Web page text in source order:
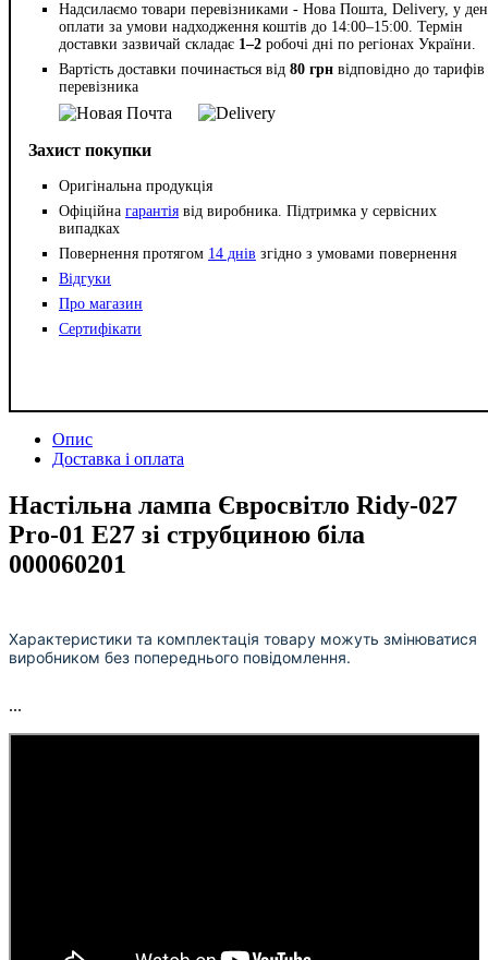
Надсилаємо товари перевізниками - Нова Пошта, Delivery, у
оплати за умови надходження коштів до 14:00–15:00. Термін
доставки зазвичай складає 1–2 робочі дні по регіонах України.
Вартість доставки починається від 80 грн відповідно до тарифів
перевізника
Захист покупки
Оригінальна продукція
Офіційна гарантія від виробника. Підтримка у сервісних
випадках
Повернення протягом 14 днів згідно з умовами повернення
Відгуки
Про магазин
Сертифікати
Опис
Доставка і оплата
Настільна лампа Євросвітло Ridy-027
Pro-01 E27 зі струбциною біла
000060201
Характеристики та комплектація товару можуть змінюватися
виробником без попереднього повідомлення.
...